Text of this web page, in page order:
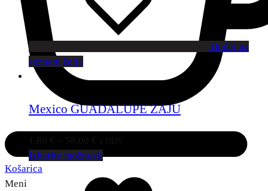
Košarica
Meni
Dodaj na
seznam želja
Mexico GUADALUPE ZAJU
1,80 € 58,00 € z DDV
Izberite možnosti